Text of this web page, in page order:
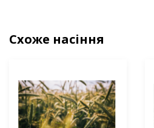
Схоже насіння